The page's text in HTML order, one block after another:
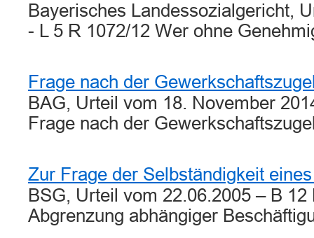
Bayerisches Landessozialgericht,
- L 5 R 1072/12 Wer ohne
Frage nach der
BAG, Urteil vom 18. November
Frage nach der
Zur Frage der Selbständigkeit
BSG, Urteil vom 22.06.2005 – B
Abgrenzung abhängiger